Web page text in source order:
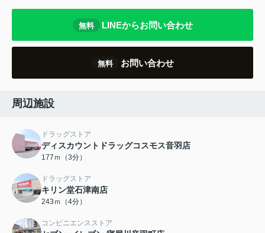
無料 LINEからお問い合わせ
無料 お問い合わせ
周辺施設
ドラッグストア
ディスカウントドラッグコスモス音羽店
177ｍ（3分）
ドラッグストア
キリン堂石津南店
243ｍ（4分）
コンビニエンスストア